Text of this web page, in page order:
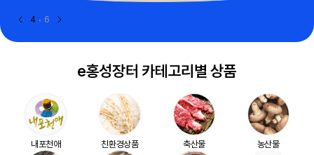
5 6
e홍성장터 카테고리별 상품
내포천애 친환경상품 축산물 농산물